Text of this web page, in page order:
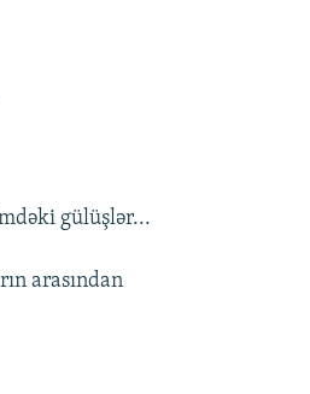
gülüşlər...
arasından